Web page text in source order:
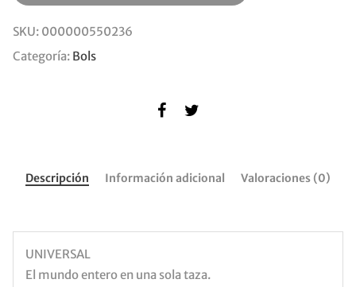
SKU: 000000550236
Categoría: Bols
Descripción Información adicional Valoraciones (0)
UNIVERSAL
El mundo entero en una sola taza.